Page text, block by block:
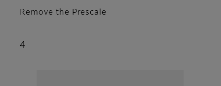
Remove the Prescale
4